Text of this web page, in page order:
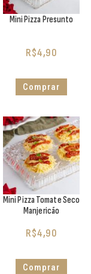
Mini Pizza Presunto
R$4,90
Comprar
Mini Pizza Tomate Seco
Manjericão
R$4,90
Comprar